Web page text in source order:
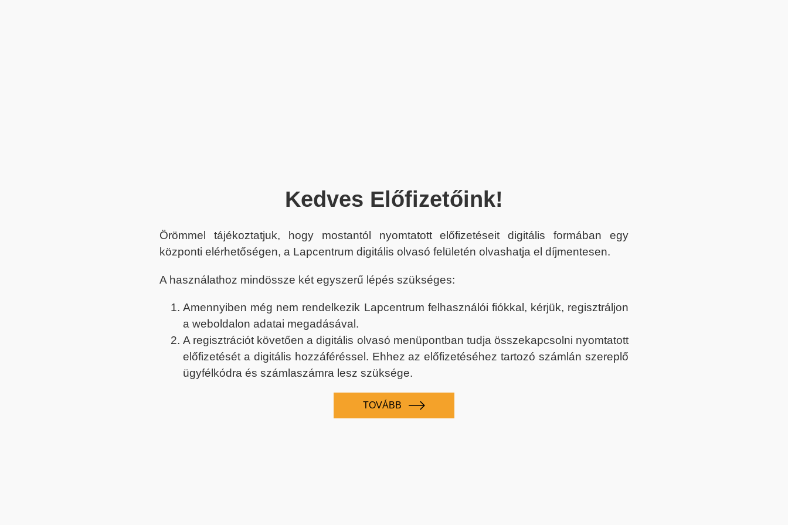
Kedves Előfizetőink!
Örömmel tájékoztatjuk, hogy mostantól nyomtatott előfizetéseit digitális formában egy
központi elérhetőségen, a Lapcentrum digitális olvasó felületén olvashatja el díjmentesen.
A használathoz mindössze két egyszerű lépés szükséges:
Amennyiben még nem rendelkezik Lapcentrum felhasználói fiókkal, kérjük, regisztráljon
a weboldalon adatai megadásával.
A regisztrációt követően a digitális olvasó menüpontban tudja összekapcsolni nyomtatott
előfizetését a digitális hozzáféréssel. Ehhez az előfizetéséhez tartozó számlán szereplő
ügyfélkódra és számlaszámra lesz szüksége.
TOVÁBB